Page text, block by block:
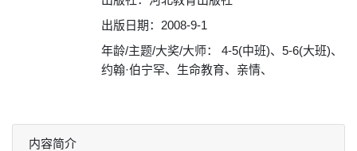
出版日期：2008-9-1
年龄/主题/大奖/大师： 4-5(中班)、5-6(大班)、
约翰·伯宁罕、生命教育、亲情、
内容简介